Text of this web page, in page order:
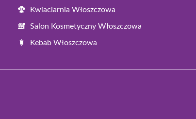
Kwiaciarnia Włoszczowa
Salon Kosmetyczny Włoszczowa
Kebab Włoszczowa